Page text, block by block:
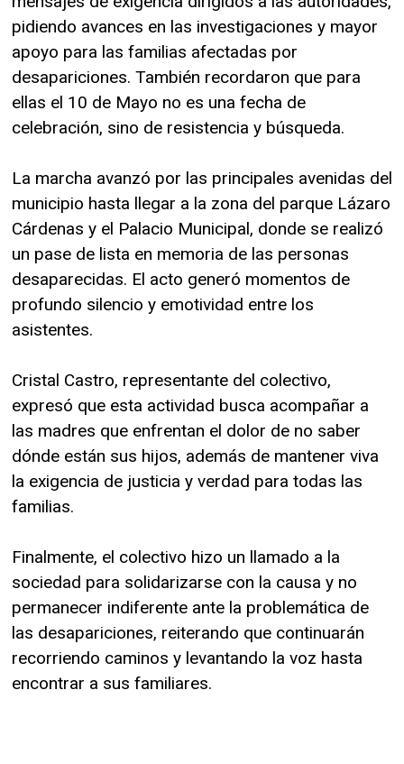
pidiendo avances en las investigaciones y mayor
apoyo para las familias afectadas por
desapariciones. También recordaron que para
ellas el 10 de Mayo no es una fecha de
celebración, sino de resistencia y búsqueda.
La marcha avanzó por las principales avenidas del
municipio hasta llegar a la zona del parque Lázaro
Cárdenas y el Palacio Municipal, donde se realizó
un pase de lista en memoria de las personas
desaparecidas. El acto generó momentos de
profundo silencio y emotividad entre los
asistentes.
Cristal Castro, representante del colectivo,
expresó que esta actividad busca acompañar a
las madres que enfrentan el dolor de no saber
dónde están sus hijos, además de mantener viva
la exigencia de justicia y verdad para todas las
familias.
Finalmente, el colectivo hizo un llamado a la
sociedad para solidarizarse con la causa y no
permanecer indiferente ante la problemática de
las desapariciones, reiterando que continuarán
recorriendo caminos y levantando la voz hasta
encontrar a sus familiares.